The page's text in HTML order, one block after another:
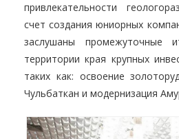
привлекательности
счет создания юниорных
заслушаны промежуточные
территории края крупных
таких как: освоение
Чульбаткан и модернизация